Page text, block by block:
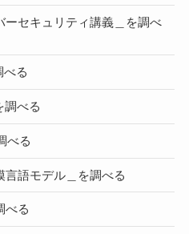
ーセキュリティ講義＿を調べ
べる
調べる
べる
言語モデル＿を調べる
べる